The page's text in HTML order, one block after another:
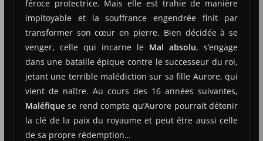
féroce protectrice. Mais elle est trahie de manière
impitoyable et la souffrance engendrée finit par
transformer son cœur en pierre. Bien décidée à se
venger, celle qui incarne le Mal absolu, s’engage
dans une bataille épique contre le successeur du roi,
jetant une terrible malédiction sur sa fille Aurore, qui
vient de naître. Au cours des 16 années suivantes,
Maléfiquese rend compte qu’Aurore pourrait détenir
la clé de la paix du royaume et peut être aussi celle
de sa propre rédemption…